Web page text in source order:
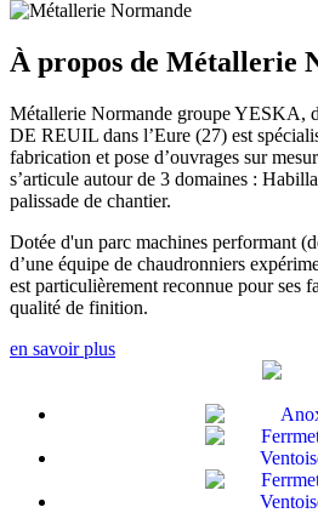
À propos de Métallerie
Métallerie Normande groupe YESKA,
DE REUIL dans l’Eure (27) est
fabrication et pose d’ouvrages sur
s’articule autour de 3 domaines :
palissade de chantier.
Dotée d'un parc machines performant
d’une équipe de chaudronniers
est particulièrement reconnue pour ses
qualité de finition.
en savoir plus